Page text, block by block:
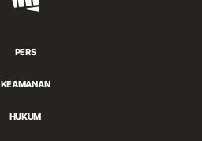
PERS
KEAMANAN
HUKUM